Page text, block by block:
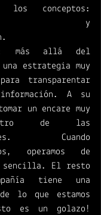
los conceptos:
y
más allá del
estrategia muy
transparentar
A su
un encare muy
de las
Cuando
operamos de
sencilla. El resto
tiene una
lo que estamos
es un golazo!